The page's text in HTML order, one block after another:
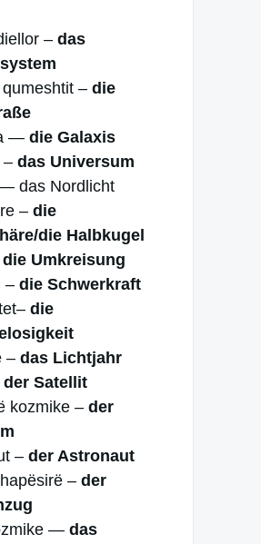
– das
– die
— die Galaxis
– das Universum
das Nordlicht
– die
die Halbkugel
die Umkreisung
– die Schwerkraft
die
– das Lichtjahr
der Satellit
kozmike – der
– der Astronaut
– der
— das